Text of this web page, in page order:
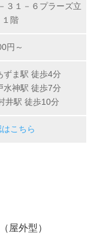
３１－６プラーズ立
階
円～
ずま駅 徒歩4分
水神駅 徒歩7分
井駅 徒歩10分
こちら
屋外型）